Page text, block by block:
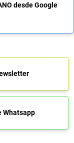
desde Google
Whatsapp